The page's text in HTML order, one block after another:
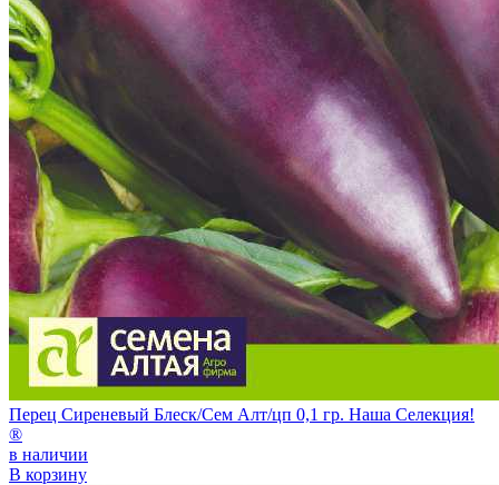
Перец Сиреневый Блеск/Сем Алт/цп 0,1 гр. Наша Селекция!
®
в наличии
В корзину